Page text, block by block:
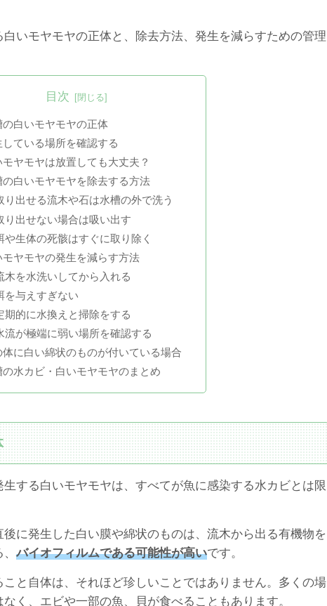
いモヤモヤの正体と、除去方法、発生を減らすための管理
目次
の白いモヤモヤの正体
している場所を確認する
モヤモヤは放置しても大丈夫？
の白いモヤモヤを除去する方法
り出せる流木や石は水槽の外で洗う
り出せない場合は吸い出す
や生体の死骸はすぐに取り除く
モヤモヤの発生を減らす方法
木を水洗いしてから入れる
を与えすぎない
期的に水換えと掃除をする
流が極端に弱い場所を確認する
体に白い綿状のものが付いている場合
の水カビ・白いモヤモヤのまとめ
する白いモヤモヤは、すべてが魚に感染する水カビとは限
に発生した白い膜や綿状のものは、流木から出る有機物を
、バイオフィルムである可能性が高いです。
と自体は、それほど珍しいことではありません。多くの場
く、エビや一部の魚、貝が食べることもあります。